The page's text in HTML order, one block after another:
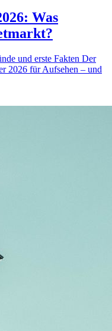
Was
und erste Fakten Der
2026 für Aufsehen – und